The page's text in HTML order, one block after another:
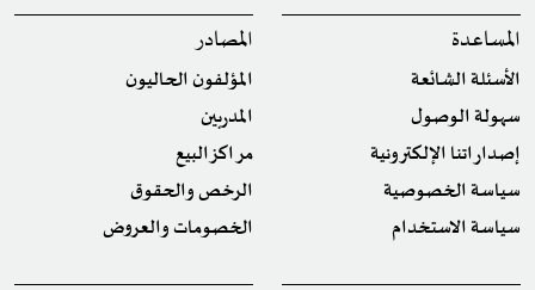
المساعدة
الأسئلة الشائعة
سهولة الوصول
إصداراتنا الإلكترونية
سياسة الخصوصية
سياسة الاستخدام
المصادر
المؤلفون الحاليون
المدربين
مراكز البيع
الرخص والحقوق
الخصومات والعروض